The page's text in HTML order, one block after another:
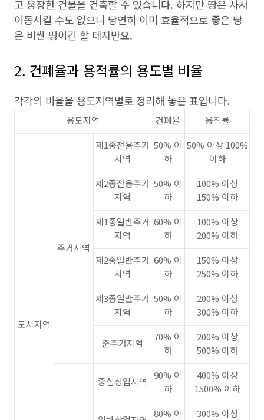
고 웅장한 건물을 건축할 수 있습니다. 하지만 땅은 사서
이동시킬 수도 없으니 당연히 이미 효율적으로 좋은 땅
은 비싼 땅이긴 할 테지만요.
2. 건폐율과 용적률의 용도별 비율
각각의 비율을 용도지역별로 정리해 놓은 표입니다.
용도지역 건폐율 용적률
도시지역
주거지역
제1종전용주거
지역
50% 이
하
50% 이상 100%
이하
제2종전용주거
지역
50% 이
하
100% 이상
150% 이하
제1종일반주거
지역
60% 이
하
100% 이상
200% 이하
제2종일반주거
지역
60% 이
하
150% 이상
250% 이하
제3종일반주거
지역
50% 이
하
200% 이상
300% 이하
준주거지역
70% 이
하
200% 이상
500% 이하
중심상업지역
90% 이
하
400% 이상
1500% 이하
80% 이 300% 이상